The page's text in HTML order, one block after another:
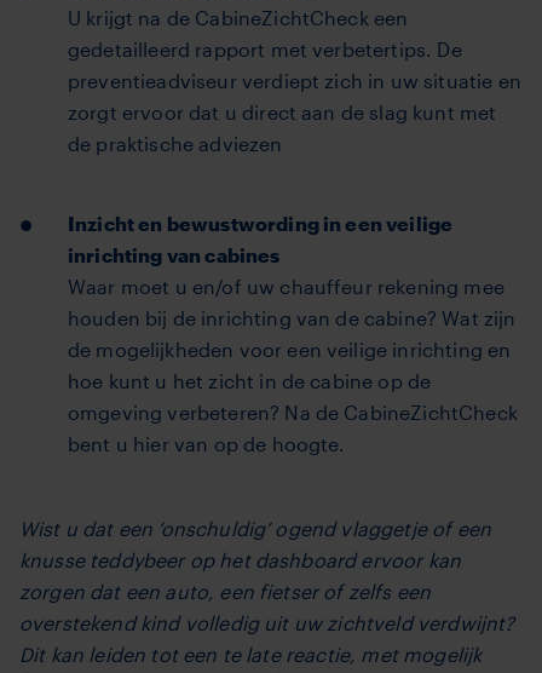
U krijgt na de CabineZichtCheck een
gedetailleerd rapport met verbetertips. De
preventieadviseur verdiept zich in uw situatie en
zorgt ervoor dat u direct aan de slag kunt met
de praktische adviezen
Inzicht en bewustwording in een veilige
inrichting van cabines
Waar moet u en/of uw chauffeur rekening mee
houden bij de inrichting van de cabine? Wat zijn
de mogelijkheden voor een veilige inrichting en
hoe kunt u het zicht in de cabine op de
omgeving verbeteren? Na de CabineZichtCheck
bent u hier van op de hoogte.
Wist u dat een ‘onschuldig’ ogend vlaggetje of een
knusse teddybeer op het dashboard ervoor kan
zorgen dat een auto, een fietser of zelfs een
overstekend kind volledig uit uw zichtveld verdwijnt?
Dit kan leiden tot een te late reactie, met mogelijk